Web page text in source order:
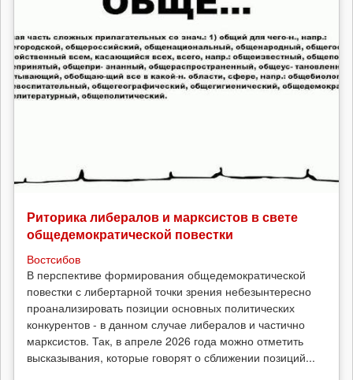
Риторика либералов и марксистов в свете
общедемократической повестки
Востсибов
В перспективе формирования общедемократической
повестки с либертарной точки зрения небезынтересно
проанализировать позиции основных политических
конкурентов - в данном случае либералов и частично
марксистов. Так, в апреле 2026 года можно отметить
высказывания, которые говорят о сближении позиций...